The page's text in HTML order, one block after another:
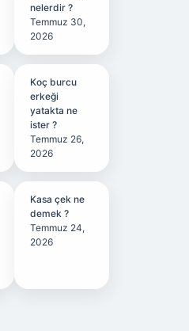
nelerdir ?
Temmuz 30,
2026
Koç burcu
erkeği
yatakta ne
ister ?
Temmuz 26,
2026
Kasa çek ne
demek ?
Temmuz 24,
2026